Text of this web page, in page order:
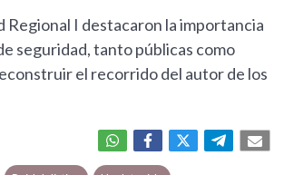
Regional I destacaron la importancia
seguridad, tanto públicas como
el recorrido del autor de los